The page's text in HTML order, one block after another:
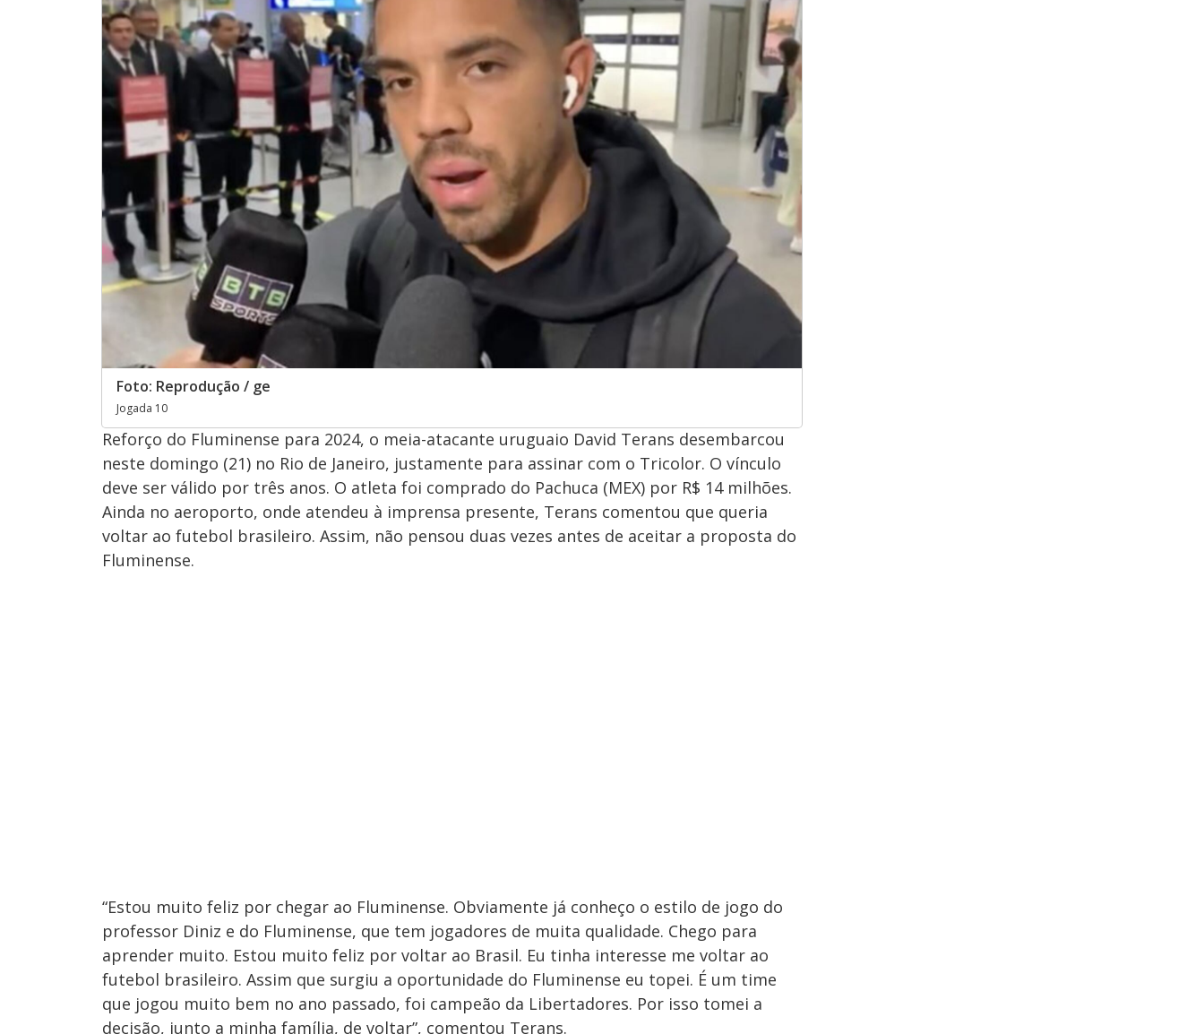
Foto: Reprodução / ge
Jogada 10
Reforço do Fluminense para 2024, o meia-atacante uruguaio David Terans desembarcou
neste domingo (21) no Rio de Janeiro, justamente para assinar com o Tricolor. O vínculo
deve ser válido por três anos. O atleta foi comprado do Pachuca (MEX) por R$ 14 milhões.
Ainda no aeroporto, onde atendeu à imprensa presente, Terans comentou que queria
voltar ao futebol brasileiro. Assim, não pensou duas vezes antes de aceitar a proposta do
Fluminense.
“Estou muito feliz por chegar ao Fluminense. Obviamente já conheço o estilo de jogo do
professor Diniz e do Fluminense, que tem jogadores de muita qualidade. Chego para
aprender muito. Estou muito feliz por voltar ao Brasil. Eu tinha interesse me voltar ao
futebol brasileiro. Assim que surgiu a oportunidade do Fluminense eu topei. É um time
que jogou muito bem no ano passado, foi campeão da Libertadores. Por isso tomei a
decisão, junto a minha família, de voltar”, comentou Terans.